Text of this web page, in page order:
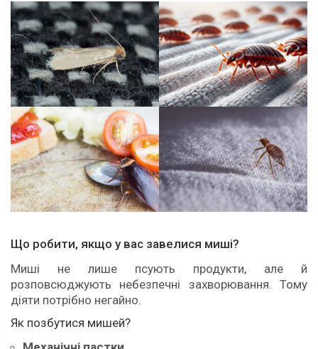
Що робити, якщо у вас завелися миші?
Миші не лише псують продукти, але й
розповсюджують небезпечні захворювання. Тому
діяти потрібно негайно.
Як позбутися мишей?